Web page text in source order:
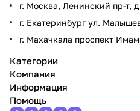
г. Москва, Ленинский пр-т,
г. Екатеринбург ул.
г. Махачкала проспект
Категории
Компания
Информация
Помощь